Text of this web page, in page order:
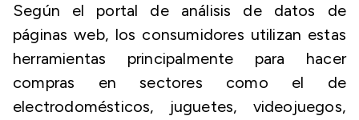
Según el portal de análisis de datos de
páginas web, los consumidores utilizan estas
herramientas principalmente para hacer
compras en sectores como el de
electrodomésticos, juguetes, videojuegos,